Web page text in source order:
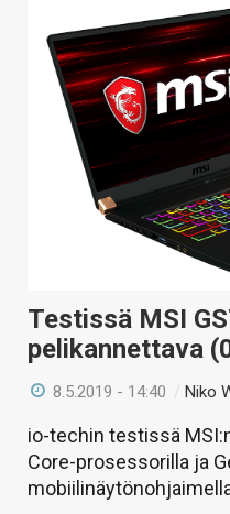
Testissä MSI
pelikannettava
8.5.2019 - 14:40 /Niko
io-techin testissä
Core-prosessorilla ja